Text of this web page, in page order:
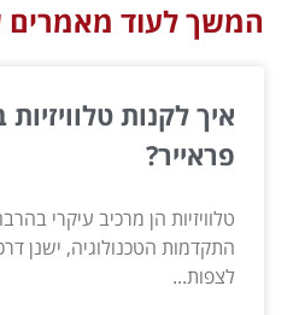
המשך לעוד מאמרים
איך לקנות
פראייר?
טלוויזיות הן מרכיב עיקרי
התקדמות הטכנולוגיה, ישנן
לצפות...